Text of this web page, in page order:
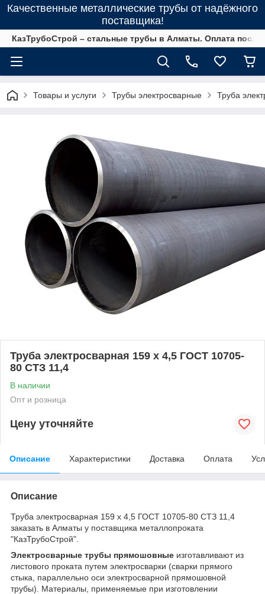
Качественные металлические трубы от надёжного
поставщика!
КазТрубоСтрой – стальные трубы в Алматы. Оплата
Товары и услуги Трубы электросварные Труба
Труба электросварная 159 х 4,5 ГОСТ 10705-
80 СТЗ 11,4
В наличии
Опт и розница
Цену уточняйте
Описание Характеристики Доставка Оплата
Описание
Труба электросварная 159 х 4,5 ГОСТ 10705-80 СТЗ 11,4
заказать в Алматы у поставщика металлопроката
"КазТрубоСтрой".
Электросварные трубы прямошовные изготавливают из
листового проката путем электросварки (сварки прямого
стыка, параллельно оси электросварной прямошовной
трубы). Материалы, применяемые при изготовлении